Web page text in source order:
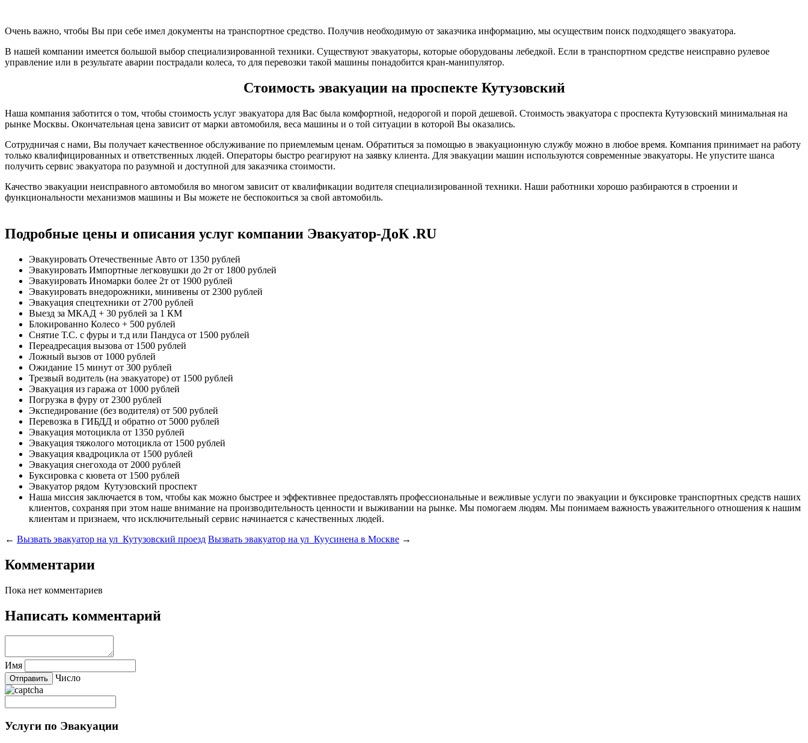
Очень важно, чтобы Вы при себе имел документы на транспортное средство. Получив необходимую от заказчика информацию, мы осуществим поиск подходящего эвакуатора.
В нашей компании имеется большой выбор специализированной техники. Существуют эвакуаторы, которые оборудованы лебедкой. Если в транспортном средстве неисправно рулевое
управление или в результате аварии пострадали колеса, то для перевозки такой машины понадобится кран-манипулятор.
Стоимость эвакуации на проспекте Кутузовский
Наша компания заботится о том, чтобы стоимость услуг эвакуатора для Вас была комфортной, недорогой и порой дешевой. Стоимость эвакуатора с проспекта Кутузовский минимальная на
рынке Москвы. Окончательная цена зависит от марки автомобиля, веса машины и о той ситуации в которой Вы оказались.
Сотрудничая с нами, Вы получает качественное обслуживание по приемлемым ценам. Обратиться за помощью в эвакуационную службу можно в любое время. Компания принимает на работу
только квалифицированных и ответственных людей. Операторы быстро реагируют на заявку клиента. Для эвакуации машин используются современные эвакуаторы. Не упустите шанса
получить сервис эвакуатора по разумной и доступной для заказчика стоимости.
Качество эвакуации неисправного автомобиля во многом зависит от квалификации водителя специализированной техники. Наши работники хорошо разбираются в строении и
функциональности механизмов машины и Вы можете не беспокоиться за свой автомобиль.
Подробные цены и описания услуг компании Эвакуатор-ДоК .RU
Эвакуировать Отечественные Авто от 1350 рублей
Эвакуировать Импортные легковушки до 2т от 1800 рублей
Эвакуировать Иномарки более 2т от 1900 рублей
Эвакуировать внедорожники, минивены от 2300 рублей
Эвакуация спецтехники от 2700 рублей
Выезд за МКАД + 30 рублей за 1 КМ
Блокированно Колесо + 500 рублей
Снятие Т.С. с фуры и т.д или Пандуса от 1500 рублей
Переадресация вызова от 1500 рублей
Ложный вызов от 1000 рублей
Ожидание 15 минут от 300 рублей
Трезвый водитель (на эвакуаторе) от 1500 рублей
Эвакуация из гаража от 1000 рублей
Погрузка в фуру от 2300 рублей
Экспедирование (без водителя) от 500 рублей
Перевозка в ГИБДД и обратно от 5000 рублей
Эвакуация мотоцикла от 1350 рублей
Эвакуация тяжолого мотоцикла от 1500 рублей
Эвакуация квадроцикла от 1500 рублей
Эвакуация снегохода от 2000 рублей
Буксировка с кювета от 1500 рублей
Эвакуатор рядом Кутузовский проспект
Наша миссия заключается в том, чтобы как можно быстрее и эффективнее предоставлять профессиональные и вежливые услуги по эвакуации и буксировке транспортных средств наших
клиентов, сохраняя при этом наше внимание на производительность ценности и выживании на рынке. Мы помогаем людям. Мы понимаем важность уважительного отношения к нашим
клиентам и признаем, что исключительный сервис начинается с качественных людей.
← Вызвать эвакуатор на ул Кутузовский проезд Вызвать эвакуатор на ул Куусинена в Москве →
Комментарии
Пока нет комментариев
Написать комментарий
Имя
Число
Услуги по Эвакуации